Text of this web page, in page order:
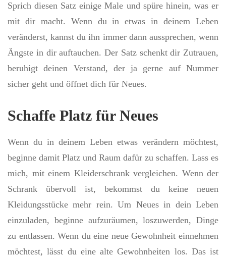
Sprich diesen Satz einige Male und spüre hinein, was er
mit dir macht. Wenn du in etwas in deinem Leben
veränderst, kannst du ihn immer dann aussprechen, wenn
Ängste in dir auftauchen. Der Satz schenkt dir Zutrauen,
beruhigt deinen Verstand, der ja gerne auf Nummer
sicher geht und öffnet dich für Neues.
Schaffe Platz für Neues
Wenn du in deinem Leben etwas verändern möchtest,
beginne damit Platz und Raum dafür zu schaffen. Lass es
mich, mit einem Kleiderschrank vergleichen. Wenn der
Schrank übervoll ist, bekommst du keine neuen
Kleidungsstücke mehr rein. Um Neues in dein Leben
einzuladen, beginne aufzuräumen, loszuwerden, Dinge
zu entlassen. Wenn du eine neue Gewohnheit einnehmen
möchtest, lässt du eine alte Gewohnheiten los. Das ist